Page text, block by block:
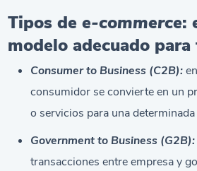
Tipos dee-commerce:
modelo adecuado
Consumer to Business (C2B):
consumidor se convierte en un
o servicios para una
Government to Business (G2B):
transacciones entre empresa y